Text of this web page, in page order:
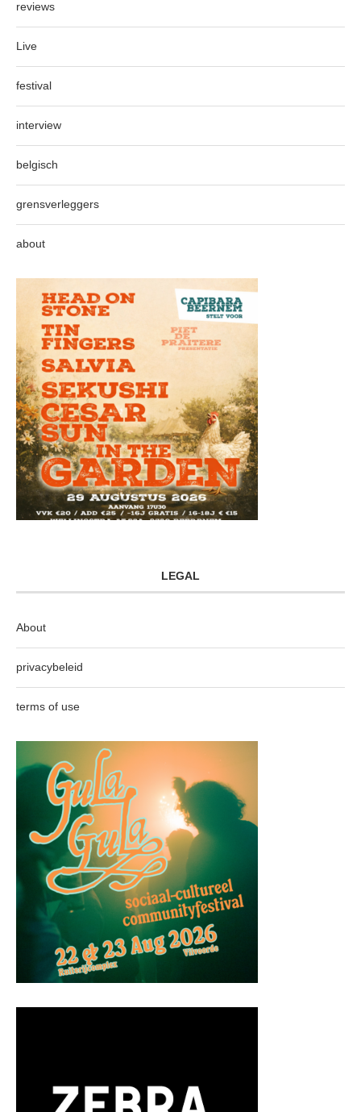
reviews
Live
festival
interview
belgisch
grensverleggers
about
LEGAL
About
privacybeleid
terms of use